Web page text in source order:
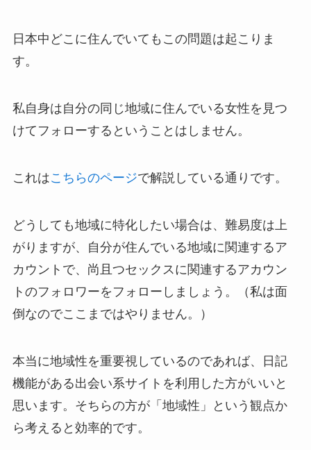
日本中どこに住んでいてもこの問題は起こりま
す。
私自身は自分の同じ地域に住んでいる女性を見つ
けてフォローするということはしません。
これはこちらのページで解説している通りです。
どうしても地域に特化したい場合は、難易度は上
がりますが、自分が住んでいる地域に関連するア
カウントで、尚且つセックスに関連するアカウン
トのフォロワーをフォローしましょう。（私は面
倒なのでここまではやりません。）
本当に地域性を重要視しているのであれば、日記
機能がある出会い系サイトを利用した方がいいと
思います。そちらの方が「地域性」という観点か
ら考えると効率的です。